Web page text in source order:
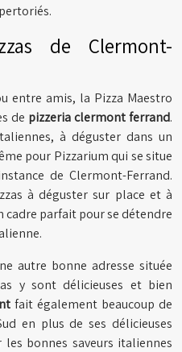
de Clermont-
entre amis, la Pizza Maestro
de pizzeria clermont ferrand.
à déguster dans un
pour Pizzarium qui se situe
de Clermont-Ferrand.
à déguster sur place et à
cadre parfait pour se détendre
autre bonne adresse située
y sont délicieuses et bien
fait également beaucoup de
en plus de ses délicieuses
bonnes saveurs italiennes